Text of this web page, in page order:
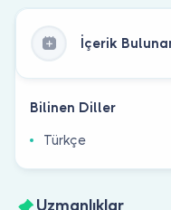
İçerik
Bilinen Diller
Türkçe
Uzmanlıklar